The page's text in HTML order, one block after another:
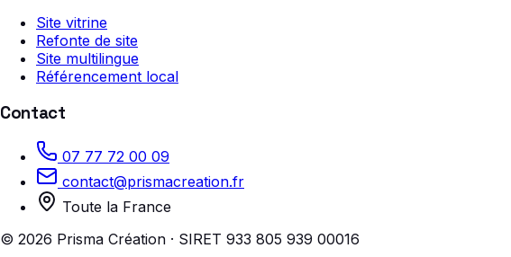
Site vitrine
Refonte de site
Site multilingue
Référencement local
Contact
07 77 72 00 09
contact@prismacreation.fr
Toute la France
© 2026 Prisma Création · SIRET 933 805 939 00016